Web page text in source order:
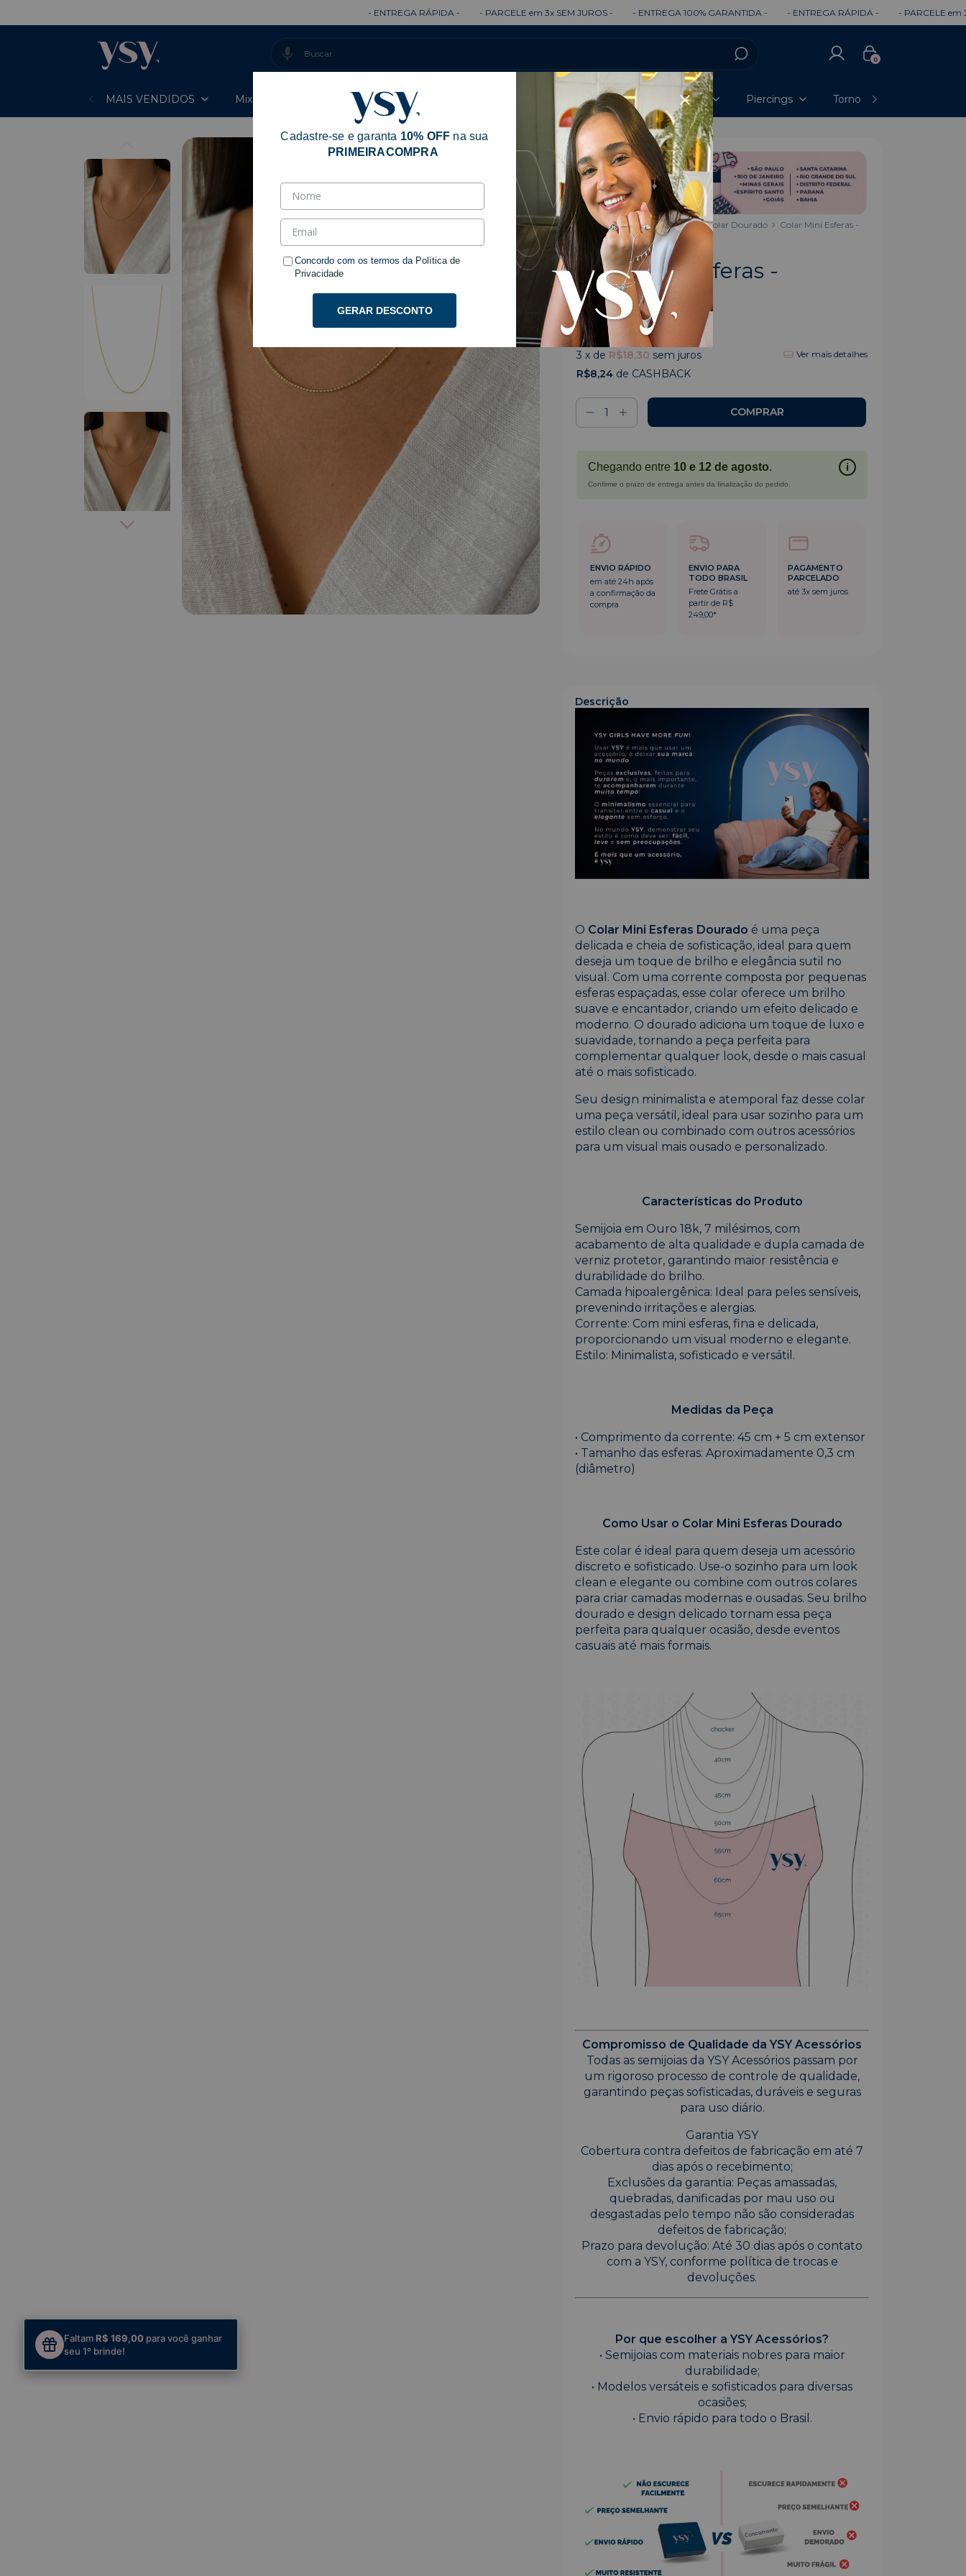
- ENTREGA RÁPIDA - - PARCELE em 3x SEM JUROS - - ENTREGA 100% GARANTIDA - - ENTREGA RÁPIDA - - PARCELE em 3x SEM
0
MAIS VENDIDOS Mixes Prontos Colares Pulseiras Pingentes Piercings Tornozeleiras
Início Acessórios Colares Colar Dourado
Colar Mini Esferas -
Dourado
Colar Mini Esferas -
Dourado
R$54,90
3 x de R$18,30 sem juros Ver mais detalhes
R$8,24 de CASHBACK
Chegando entre 10 e 12 de agosto. i
Confirme o prazo de entrega antes da finalização do pedido.
ENVIO RÁPIDO
em até 24h após
a confirmação da
compra
ENVIO PARA
TODO BRASIL
Frete Grátis a
partir de R$
249,00*
PAGAMENTO
PARCELADO
até 3x sem juros
Descrição
O Colar Mini Esferas Dourado é uma peça
delicada e cheia de sofisticação, ideal para quem
deseja um toque de brilho e elegância sutil no
visual. Com uma corrente composta por pequenas
esferas espaçadas, esse colar oferece um brilho
suave e encantador, criando um efeito delicado e
moderno. O dourado adiciona um toque de luxo e
suavidade, tornando a peça perfeita para
complementar qualquer look, desde o mais casual
até o mais sofisticado.
Seu design minimalista e atemporal faz desse colar
uma peça versátil, ideal para usar sozinho para um
estilo clean ou combinado com outros acessórios
para um visual mais ousado e personalizado.
Características do Produto
Semijoia em Ouro 18k, 7 milésimos, com
acabamento de alta qualidade e dupla camada de
verniz protetor, garantindo maior resistência e
durabilidade do brilho.
Camada hipoalergênica: Ideal para peles sensíveis,
prevenindo irritações e alergias.
Corrente: Com mini esferas, fina e delicada,
proporcionando um visual moderno e elegante.
Estilo: Minimalista, sofisticado e versátil.
Medidas da Peça
• Comprimento da corrente: 45 cm + 5 cm extensor
• Tamanho das esferas: Aproximadamente 0,3 cm
(diâmetro)
Como Usar o Colar Mini Esferas Dourado
Este colar é ideal para quem deseja um acessório
discreto e sofisticado. Use-o sozinho para um look
clean e elegante ou combine com outros colares
para criar camadas modernas e ousadas. Seu brilho
dourado e design delicado tornam essa peça
perfeita para qualquer ocasião, desde eventos
casuais até mais formais.
Compromisso de Qualidade da YSY Acessórios
Todas as semijoias da YSY Acessórios passam por
um rigoroso processo de controle de qualidade,
garantindo peças sofisticadas, duráveis e seguras
para uso diário.
Garantia YSY
Cobertura contra defeitos de fabricação em até 7
dias após o recebimento;
Exclusões da garantia: Peças amassadas,
quebradas, danificadas por mau uso ou
desgastadas pelo tempo não são consideradas
defeitos de fabricação;
Prazo para devolução: Até 30 dias após o contato
com a YSY, conforme política de trocas e
devoluções.
Por que escolher a YSY Acessórios?
• Semijoias com materiais nobres para maior
durabilidade;
• Modelos versáteis e sofisticados para diversas
ocasiões;
• Envio rápido para todo o Brasil.
Cadastre-se e garanta 10% OFF na sua
PRIMEIRACOMPRA
Concordo com os termos da Política de
Privacidade
GERAR DESCONTO
FaltamR$ 169,00 para você ganhar
seu 1º brinde!